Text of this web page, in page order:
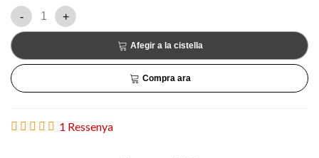
- +
Afegir a la cistella
Compra ara
1 Ressenya